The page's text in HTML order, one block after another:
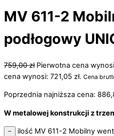
MV 611-2
podłogowy
759,00zł Pierwotna cena
cena wynosi: 721,05 zł. Cena
Poprzednia najniższa cena:
W metalowej konstrukcji z
− ilość MV 611-2 Mobilny